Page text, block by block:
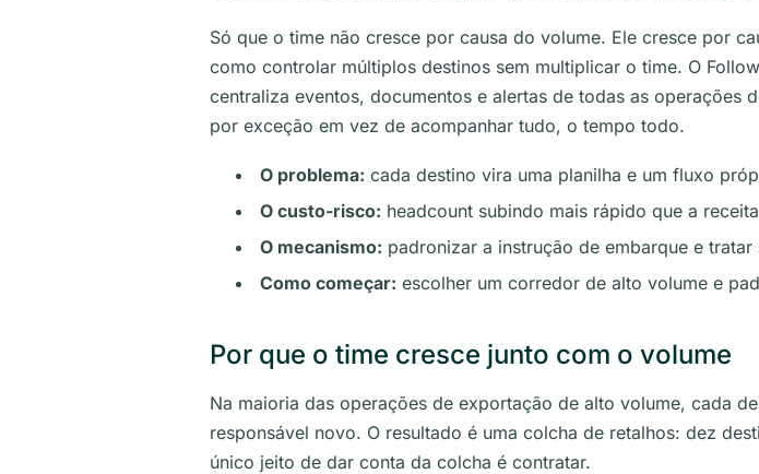
Só que o time não cresce por causa do volume. Ele cresce por
como controlar múltiplos destinos sem multiplicar o time. O
centraliza eventos, documentos e alertas de todas as operações
por exceção em vez de acompanhar tudo, o tempo todo.
O problema: cada destino vira uma planilha e um fluxo
O custo-risco: headcount subindo mais rápido que a
O mecanismo: padronizar a instrução de embarque e
Como começar: escolher um corredor de alto volume e
Por que o time cresce junto com o volume
Na maioria das operações de exportação de alto volume, cada
responsável novo. O resultado é uma colcha de retalhos: dez
único jeito de dar conta da colcha é contratar.